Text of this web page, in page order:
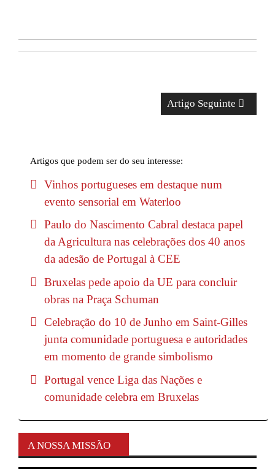
Artigo Seguinte
Artigos que podem ser do seu interesse:
Vinhos portugueses em destaque num
evento sensorial em Waterloo
Paulo do Nascimento Cabral destaca papel
da Agricultura nas celebrações dos 40 anos
da adesão de Portugal à CEE
Bruxelas pede apoio da UE para concluir
obras na Praça Schuman
Celebração do 10 de Junho em Saint-Gilles
junta comunidade portuguesa e autoridades
em momento de grande simbolismo
Portugal vence Liga das Nações e
comunidade celebra em Bruxelas
A NOSSA MISSÃO